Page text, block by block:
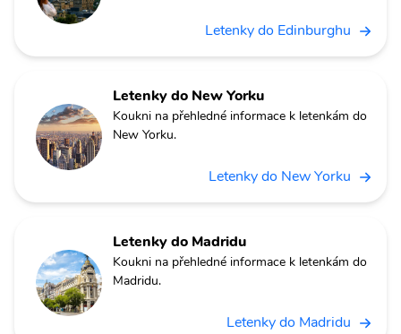
Letenky do Edinburghu
Letenky do New Yorku
Koukni na přehledné informace k letenkám do
New Yorku.
Letenky do New Yorku
Letenky do Madridu
Koukni na přehledné informace k letenkám do
Madridu.
Letenky do Madridu